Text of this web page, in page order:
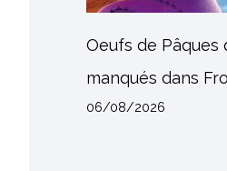
Oeufs de Pâques
manqués dans
06/08/2026